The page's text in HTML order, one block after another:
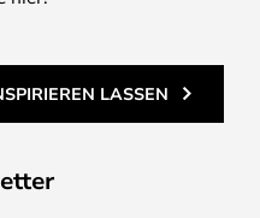
LASSEN